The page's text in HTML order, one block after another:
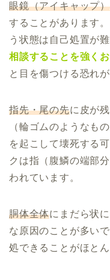
眼鏡（アイキャップ）
することがあります
う状態は自己処置が
相談することを強く
と目を傷つける恐れが
指先・尾の先に皮が
（輪ゴムのようなも
を起こして壊死する
クは指（腹鱗の端部
われています。
胴体全体にまだら状
な原因のことが多い
処できることがほとん